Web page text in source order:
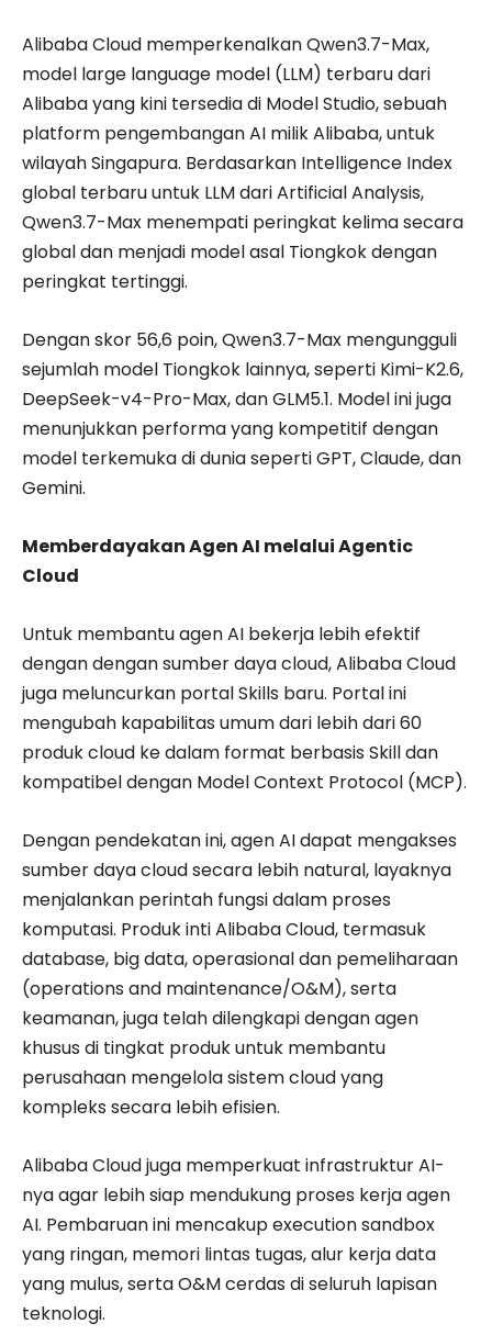
Alibaba Cloud memperkenalkan Qwen3.7-Max,
model large language model (LLM) terbaru dari
Alibaba yang kini tersedia di Model Studio, sebuah
platform pengembangan AI milik Alibaba, untuk
wilayah Singapura. Berdasarkan Intelligence Index
global terbaru untuk LLM dari Artificial Analysis,
Qwen3.7-Max menempati peringkat kelima secara
global dan menjadi model asal Tiongkok dengan
peringkat tertinggi.
Dengan skor 56,6 poin, Qwen3.7-Max mengungguli
sejumlah model Tiongkok lainnya, seperti Kimi-K2.6,
DeepSeek-v4-Pro-Max, dan GLM5.1. Model ini juga
menunjukkan performa yang kompetitif dengan
model terkemuka di dunia seperti GPT, Claude, dan
Gemini.
Memberdayakan Agen AI melalui Agentic
Cloud
Untuk membantu agen AI bekerja lebih efektif
dengan dengan sumber daya cloud, Alibaba Cloud
juga meluncurkan portal Skills baru. Portal ini
mengubah kapabilitas umum dari lebih dari 60
produk cloud ke dalam format berbasis Skill dan
kompatibel dengan Model Context Protocol (MCP).
Dengan pendekatan ini, agen AI dapat mengakses
sumber daya cloud secara lebih natural, layaknya
menjalankan perintah fungsi dalam proses
komputasi. Produk inti Alibaba Cloud, termasuk
database, big data, operasional dan pemeliharaan
(operations and maintenance/O&M), serta
keamanan, juga telah dilengkapi dengan agen
khusus di tingkat produk untuk membantu
perusahaan mengelola sistem cloud yang
kompleks secara lebih efisien.
Alibaba Cloud juga memperkuat infrastruktur AI-
nya agar lebih siap mendukung proses kerja agen
AI. Pembaruan ini mencakup execution sandbox
yang ringan, memori lintas tugas, alur kerja data
yang mulus, serta O&M cerdas di seluruh lapisan
teknologi.